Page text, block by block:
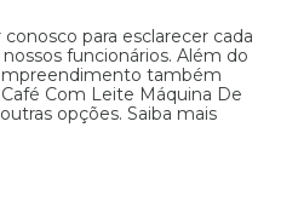
para esclarecer cada
funcionários. Além do
também
Com Leite Máquina De
opções. Saiba mais